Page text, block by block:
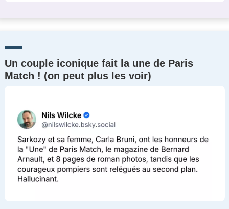
Un couple iconique fait la une de Paris
Match ! (on peut plus les voir)